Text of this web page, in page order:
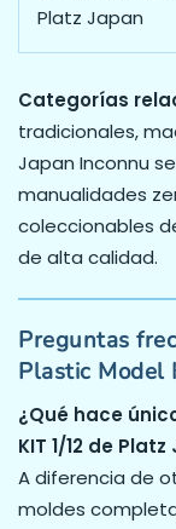
Platz Japan
Categorías
tradicionales,
Japan Inconnu
manualidades
coleccionables
de alta calidad.
Preguntas
Plastic Model
¿Qué hace
KIT 1/12 de
A diferencia de
moldes